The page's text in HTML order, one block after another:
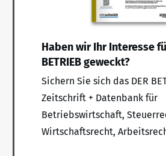
Haben wir Ihr Interesse
BETRIEB geweckt?
Sichern Sie sich das DER
Zeitschrift + Datenbank für
Betriebswirtschaft,
Wirtschaftsrecht,